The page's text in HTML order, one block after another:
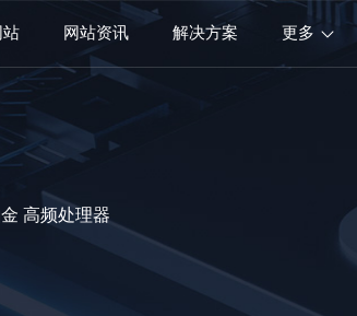
站 网站资讯 解决方案 更多
高频处理器